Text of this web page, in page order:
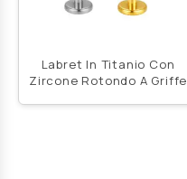
Labret In Titanio Con
Zircone Rotondo A Griffe